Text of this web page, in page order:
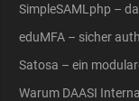
SimpleSAMLphp –
eduMFA – sicher
Satosa – ein
Warum DAASI